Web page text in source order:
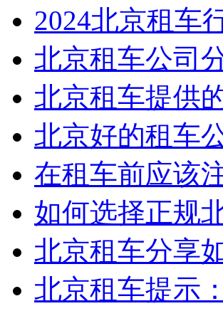
2024北京租车
北京租车公司
北京租车提供
北京好的租车
在租车前应该
如何选择正规
北京租车分享
北京租车提示